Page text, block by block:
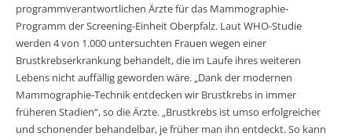
programmverantwortlichen Ärzte für das Mammographie-
Programm der Screening-Einheit Oberpfalz. Laut WHO-Studie
werden 4 von 1.000 untersuchten Frauen wegen einer
Brustkrebserkrankung behandelt, die im Laufe ihres weiteren
Lebens nicht auffällig geworden wäre. „Dank der modernen
Mammographie-Technik entdecken wir Brustkrebs in immer
früheren Stadien“, so die Ärzte. „Brustkrebs ist umso erfolgreicher
und schonender behandelbar, je früher man ihn entdeckt. So kann